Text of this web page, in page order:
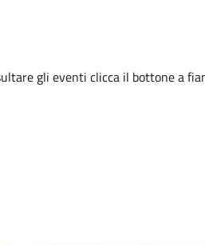
gli eventi clicca il bottone a